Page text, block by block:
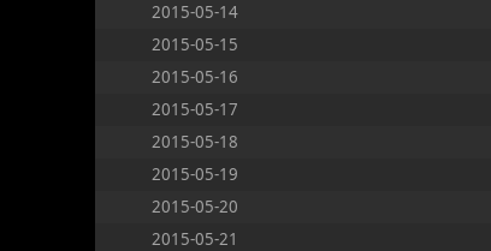
2015-05-14
2015-05-15
2015-05-16
2015-05-17
2015-05-18
2015-05-19
2015-05-20
2015-05-21